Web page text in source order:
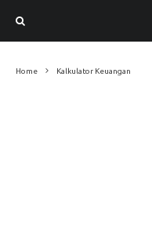
Home Kalkulator Keuangan